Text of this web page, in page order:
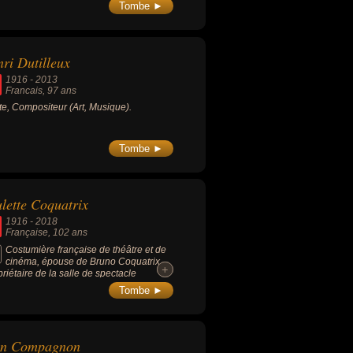
Tombe ►
Dutilleux
1916 -2013
Francais , 97 ans
Compositeur (Art, Musique).
Tombe ►
Coquatrix
1916 -2018
Française , 102 ans
Costumière française de théâtre et de
cinéma, épouse de Bruno Coquatrix
de la salle de spectacle
à Paris).
+
+
Tombe ►
Compagnon